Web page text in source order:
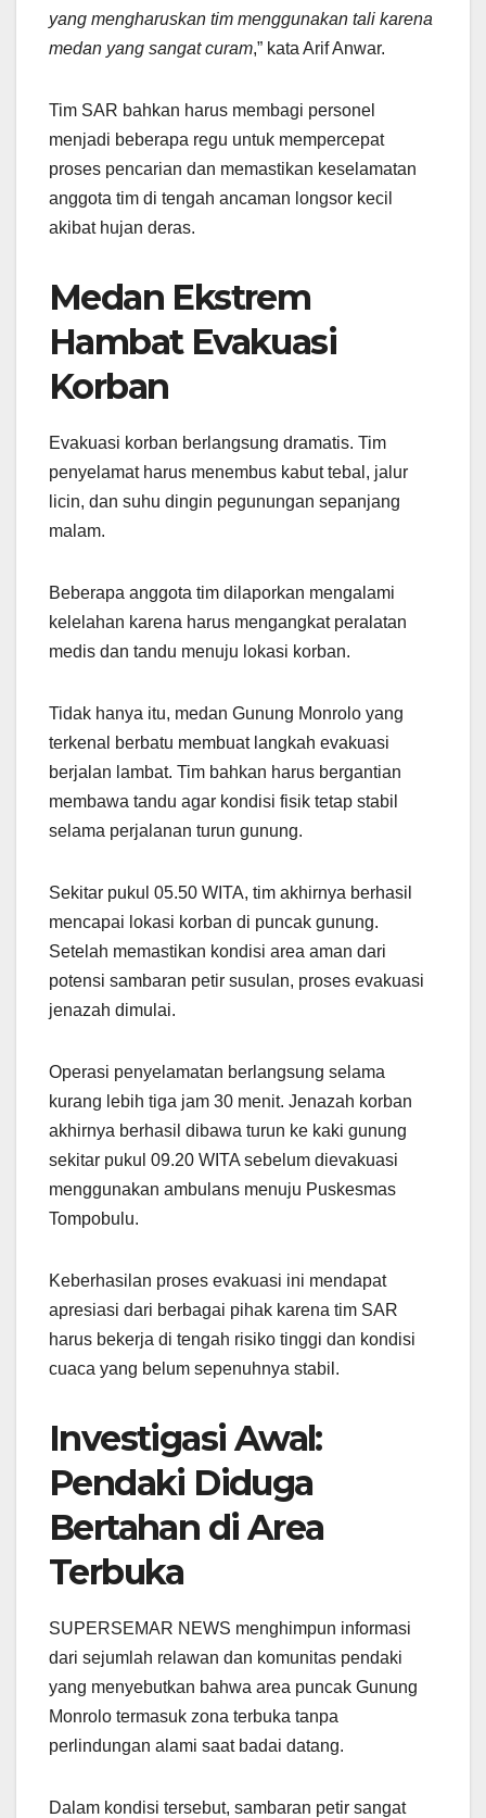
yang mengharuskan tim menggunakan tali karena
medan yang sangat curam,” kata Arif Anwar.
Tim SAR bahkan harus membagi personel
menjadi beberapa regu untuk mempercepat
proses pencarian dan memastikan keselamatan
anggota tim di tengah ancaman longsor kecil
akibat hujan deras.
Medan Ekstrem
Hambat Evakuasi
Korban
Evakuasi korban berlangsung dramatis. Tim
penyelamat harus menembus kabut tebal, jalur
licin, dan suhu dingin pegunungan sepanjang
malam.
Beberapa anggota tim dilaporkan mengalami
kelelahan karena harus mengangkat peralatan
medis dan tandu menuju lokasi korban.
Tidak hanya itu, medan Gunung Monrolo yang
terkenal berbatu membuat langkah evakuasi
berjalan lambat. Tim bahkan harus bergantian
membawa tandu agar kondisi fisik tetap stabil
selama perjalanan turun gunung.
Sekitar pukul 05.50 WITA, tim akhirnya berhasil
mencapai lokasi korban di puncak gunung.
Setelah memastikan kondisi area aman dari
potensi sambaran petir susulan, proses evakuasi
jenazah dimulai.
Operasi penyelamatan berlangsung selama
kurang lebih tiga jam 30 menit. Jenazah korban
akhirnya berhasil dibawa turun ke kaki gunung
sekitar pukul 09.20 WITA sebelum dievakuasi
menggunakan ambulans menuju Puskesmas
Tompobulu.
Keberhasilan proses evakuasi ini mendapat
apresiasi dari berbagai pihak karena tim SAR
harus bekerja di tengah risiko tinggi dan kondisi
cuaca yang belum sepenuhnya stabil.
Investigasi Awal:
Pendaki Diduga
Bertahan di Area
Terbuka
SUPERSEMAR NEWS menghimpun informasi
dari sejumlah relawan dan komunitas pendaki
yang menyebutkan bahwa area puncak Gunung
Monrolo termasuk zona terbuka tanpa
perlindungan alami saat badai datang.
Dalam kondisi tersebut, sambaran petir sangat